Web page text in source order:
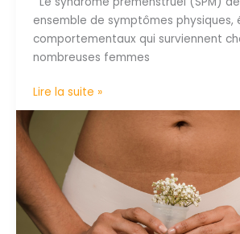
ensemble de symptômes physiques,
comportementaux qui surviennent
nombreuses femmes
Lire la suite »